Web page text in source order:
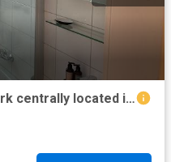
Stylish studio right by the park centrally located in Aachen Burtscheid, Aachen Amsterdam Apartments for Rent